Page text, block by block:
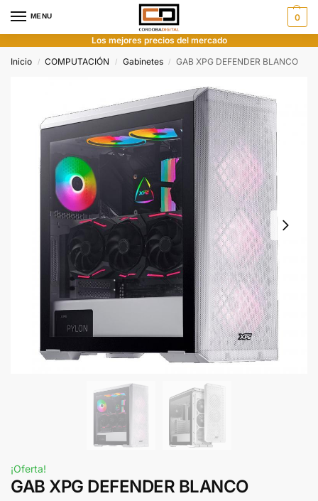
MENU 0
Los mejores precios del mercado
Inicio
/ COMPUTACIÓN / Gabinetes / GAB XPG DEFENDER BLANCO
¡Oferta!
GAB XPG DEFENDER BLANCO